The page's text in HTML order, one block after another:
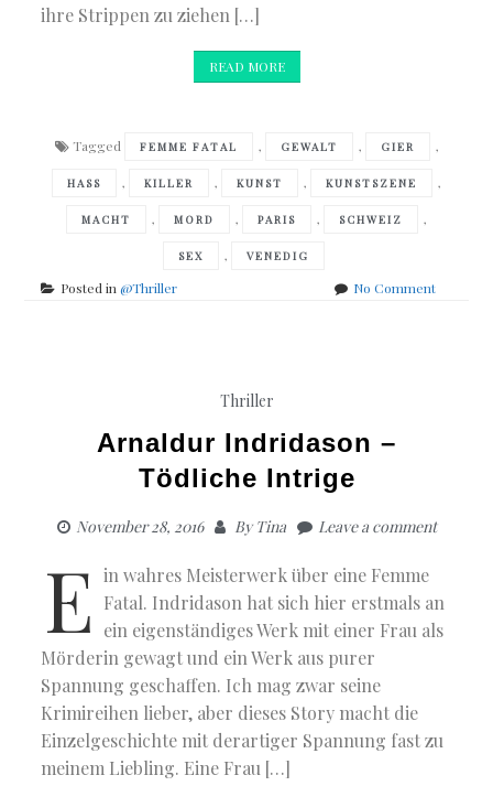
ihre Strippen zu ziehen […]
READ MORE
Tagged FEMME FATAL , GEWALT , GIER ,
HASS , KILLER , KUNST , KUNSTSZENE ,
MACHT , MORD , PARIS , SCHWEIZ ,
SEX , VENEDIG
Posted in@Thriller No Commenton
Thriller
Arnaldur Indridason –
Tödliche Intrige
November 28, 2016 ByTina Leave a comment
E in wahres Meisterwerk über eine Femme
Fatal. Indridason hat sich hier erstmals an
ein eigenständiges Werk mit einer Frau als
Mörderin gewagt und ein Werk aus purer
Spannung geschaffen. Ich mag zwar seine
Krimireihen lieber, aber dieses Story macht die
Einzelgeschichte mit derartiger Spannung fast zu
meinem Liebling. Eine Frau […]